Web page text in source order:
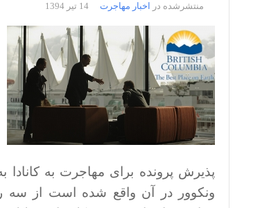
منتشرشده در اخبار مهاجرت 14 تیر 1394
پذیرش پرونده برای مهاجرت به